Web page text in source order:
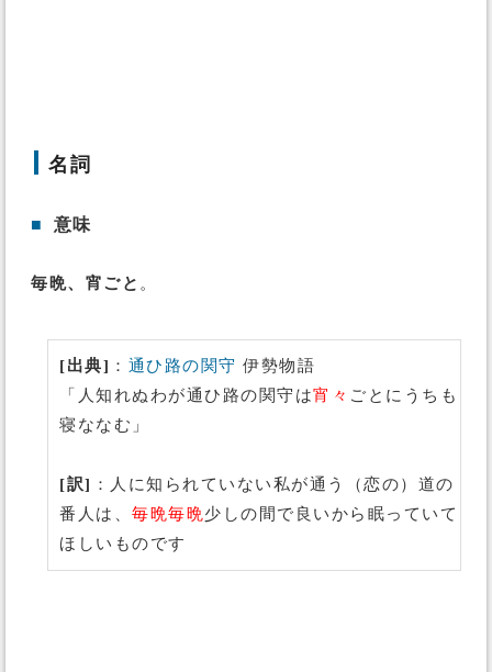
名詞
■ 意味
毎晩、宵ごと 。
[出典] ： 通ひ路の関守 伊勢物語
「人知れぬわが通ひ路の関守は宵々 ごとにうちも
寝ななむ」
[訳] ：人に知られていない私が通う（恋の）道の
番人は、 毎晩毎晩少しの間で良いから眠っていて
ほしいものです